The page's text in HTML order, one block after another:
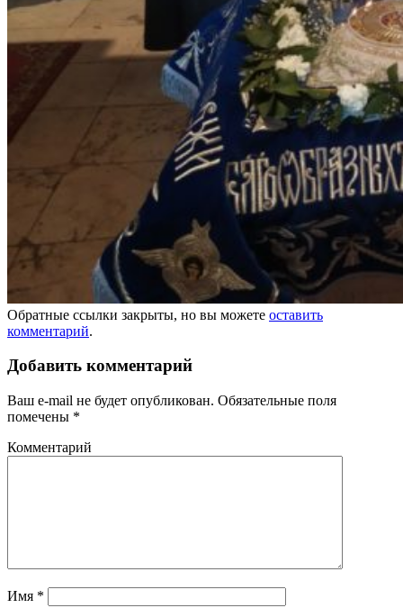
Обратные ссылки закрыты, но вы можете оставить
комментарий.
Добавить комментарий
Ваш e-mail не будет опубликован. Обязательные поля
помечены *
Комментарий
Имя *